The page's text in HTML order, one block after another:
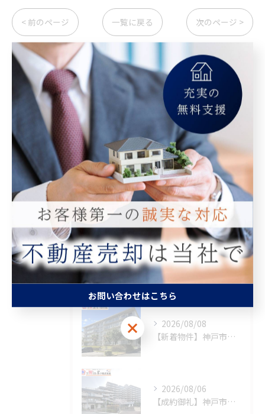
< 前のページ 一覧に戻る 次のページ >
カテゴリー Categories
マンション
空き家
相続
査定
買取
最近の投稿
2026/08/08
【新着物件】神戸市須磨区
2026/08/06
【成約御礼】神戸市須磨区
お問い合わせはこちら
お問い合わせはこちら